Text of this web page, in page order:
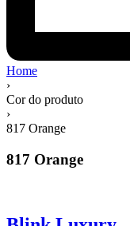
Home
›
Cor do produto
›
817 Orange
817 Orange